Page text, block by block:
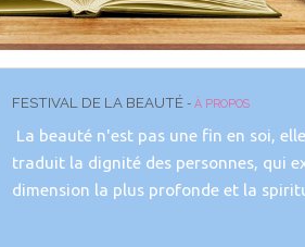
FESTIVAL DE LA BEAUTÉ -À PROPOS
La beauté n'est pas une fin en soi,
traduit la dignité des personnes, qui
dimension la plus profonde et la